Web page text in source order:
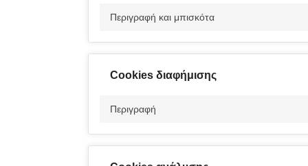
Περιγραφή και μπισκότα
Cookies διαφήμισης
Περιγραφή